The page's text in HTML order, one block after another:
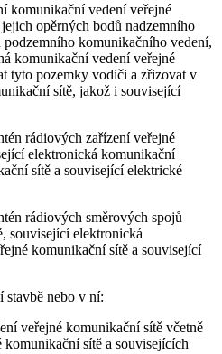
komunikační vedení veřejné
opěrných bodů nadzemního
komunikačního vedení,
komunikační vedení veřejné
tyto pozemky vodiči a zřizovat v
sítě, jakož i související
rádiových zařízení veřejné
elektronická komunikační
sítě a související elektrické
rádiových směrových spojů
související elektronická
komunikační sítě a související
stavbě nebo v ní:
veřejné komunikační sítě včetně
sítě a souvisejících